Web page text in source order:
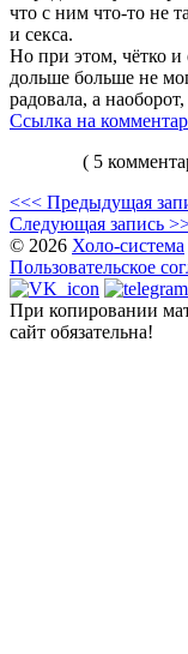
что с ним что-то не
и секса.
Но при этом, чётко и
дольше больше не
радовала, а
Ссылка на
( 5
<<< Предыдущая
Следующая запись
© 2026 Холо-система
Пользовательское
При копировании
сайт обязательна!